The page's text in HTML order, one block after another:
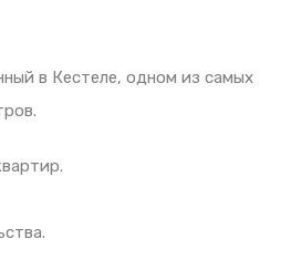
в Кестеле, одном из самых